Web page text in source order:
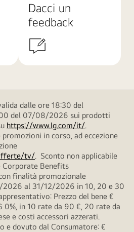
Dacci un
feedback
dalle ore 18:30 del
del 07/08/2026 sui prodotti
https://www.lg.com/it/.
in corso, ad eccezione
tv/. Sconto non applicabile
Corporate Benefits
finalità promozionale
al 31/12/2026 in 10, 20 e 30
Prezzo del bene €
0%, in 10 rate da 90 €, 20 rate da
e costi accessori azzerati.
e dovuto dal Consumatore: €